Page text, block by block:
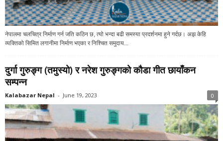
नेपालमा चलचित्र निर्माण गर्न जति कठिन छ, त्यो भन्दा बढी समस्या प्रदर्शनमा हुने गर्दछ। अझ केहि
व्यक्तिको सिमित लगानीमा निर्माण भएका र निश्चित समुदाय...
दुर्गा गुरुङ्ग (तमुस्यो) र नरेश गुरुङ्गको कौडा गीत छायाँकन
सम्पन्न
Kalabazar Nepal - June 19, 2023 0